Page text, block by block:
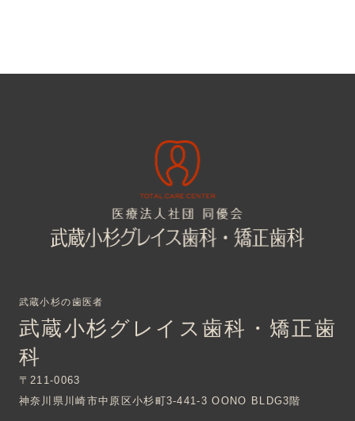
武蔵小杉の歯医者
武蔵小杉グレイス歯科・矯正歯
科
〒211-0063
神奈川県川崎市中原区小杉町3-441-3 OONO BLDG3階